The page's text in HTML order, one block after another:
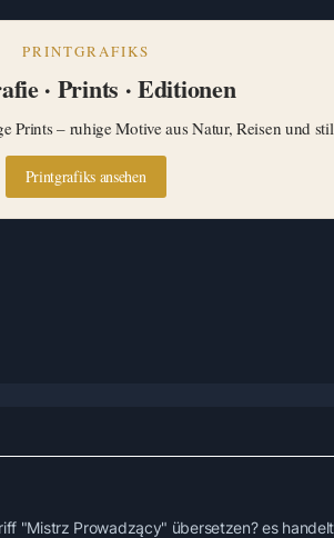
PRINTGRAFIKS
· Prints · Editionen
Prints – ruhige Motive aus Natur, Reisen und
Printgrafiks ansehen
"Mistrz Prowadzący" übersetzen? es